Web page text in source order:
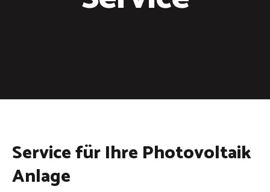
Service für Ihre Photovoltaik
Anlage